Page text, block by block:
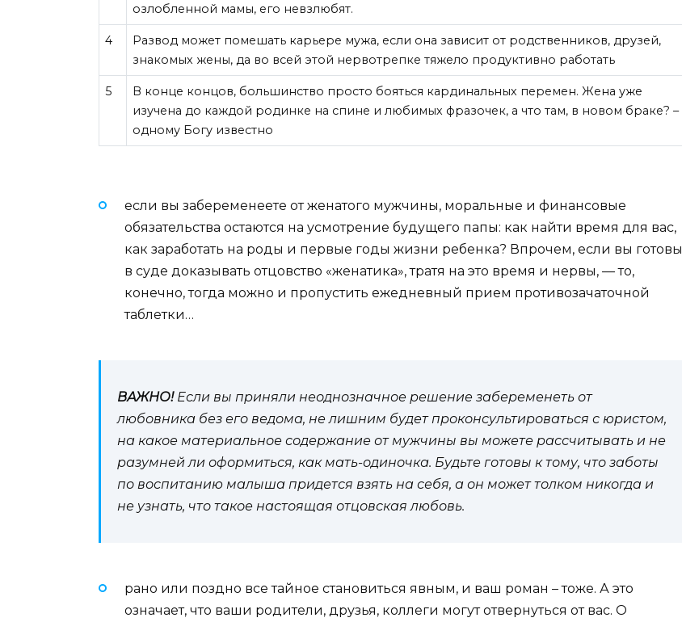
озлобленной мамы, его невзлюбят.
4
Развод может помешать карьере мужа, если она зависит от родственников, друзей,
знакомых жены, да во всей этой нервотрепке тяжело продуктивно работать
5
В конце концов, большинство просто бояться кардинальных перемен. Жена уже
изучена до каждой родинке на спине и любимых фразочек, а что там, в новом браке? –
одному Богу известно
если вы забеременеете от женатого мужчины, моральные и финансовые
обязательства остаются на усмотрение будущего папы: как найти время для вас,
как заработать на роды и первые годы жизни ребенка? Впрочем, если вы готовы
в суде доказывать отцовство «женатика», тратя на это время и нервы, — то,
конечно, тогда можно и пропустить ежедневный прием противозачаточной
таблетки…
ВАЖНО!Если вы приняли неоднозначное решение забеременеть от
любовника без его ведома, не лишним будет проконсультироваться с юристом,
на какое материальное содержание от мужчины вы можете рассчитывать и не
разумней ли оформиться, как мать-одиночка. Будьте готовы к тому, что заботы
по воспитанию малыша придется взять на себя, а он может толком никогда и
не узнать, что такое настоящая отцовская любовь.
рано или поздно все тайное становиться явным, и ваш роман – тоже. А это
означает, что ваши родители, друзья, коллеги могут отвернуться от вас. О